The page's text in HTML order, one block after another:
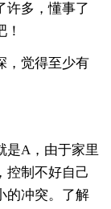
许多，懂事了
，觉得至少有
是A，由于家里
控制不好自己
的冲突。了解